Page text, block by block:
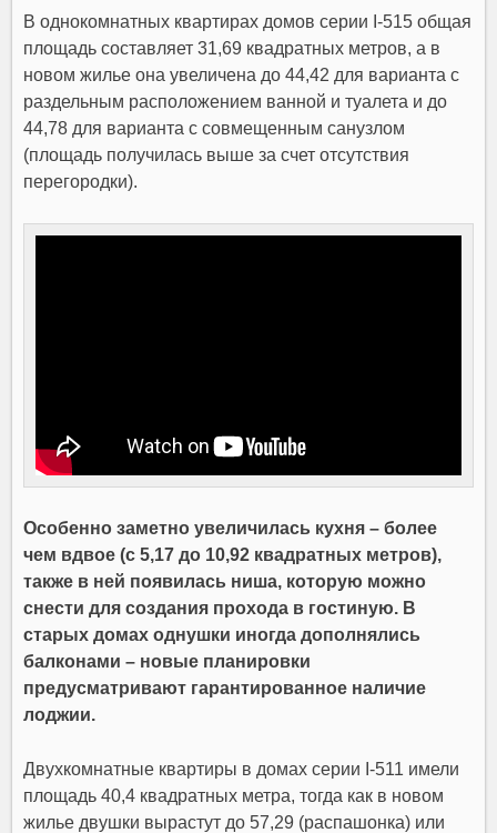
В однокомнатных квартирах домов серии I-515 общая
площадь составляет 31,69 квадратных метров, а в
новом жилье она увеличена до 44,42 для варианта с
раздельным расположением ванной и туалета и до
44,78 для варианта с совмещенным санузлом
(площадь получилась выше за счет отсутствия
перегородки).
Особенно заметно увеличилась кухня – более
чем вдвое (с 5,17 до 10,92 квадратных метров),
также в ней появилась ниша, которую можно
снести для создания прохода в гостиную. В
старых домах однушки иногда дополнялись
балконами – новые планировки
предусматривают гарантированное наличие
лоджии.
Двухкомнатные квартиры в домах серии I-511 имели
площадь 40,4 квадратных метра, тогда как в новом
жилье двушки вырастут до 57,29 (распашонка) или